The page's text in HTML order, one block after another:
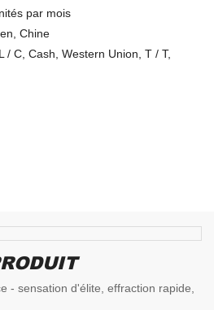
par mois
Chine
L / C, Cash, Western Union, T / T,
- sensation d'élite, effraction rapide,